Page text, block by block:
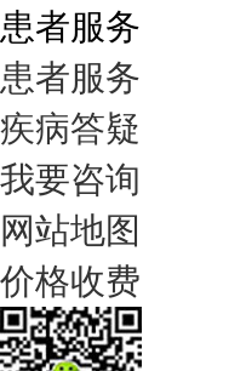
患者服务
患者服务
疾病答疑
我要咨询
网站地图
价格收费